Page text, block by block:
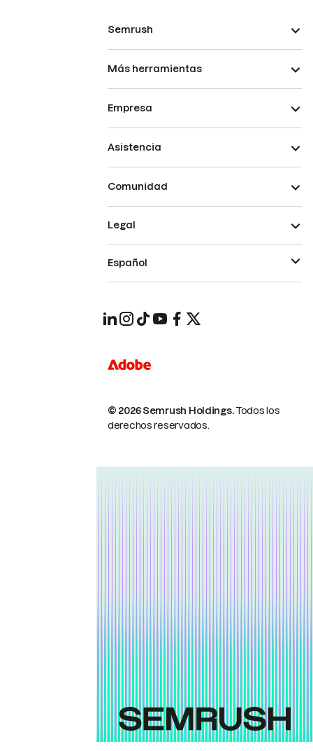
Semrush
Más herramientas
Empresa
Asistencia
Comunidad
© 2026 Semrush Holdings.Todos los
derechos reservados.
Legal
Español